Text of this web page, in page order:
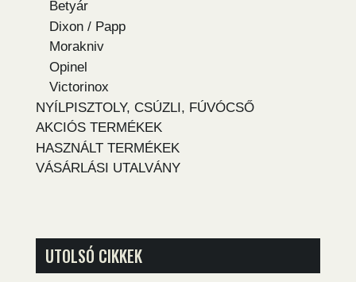
Betyár
Dixon / Papp
Morakniv
Opinel
Victorinox
NYÍLPISZTOLY, CSÚZLI, FÚVÓCSŐ
AKCIÓS TERMÉKEK
HASZNÁLT TERMÉKEK
VÁSÁRLÁSI UTALVÁNY
UTOLSÓ CIKKEK